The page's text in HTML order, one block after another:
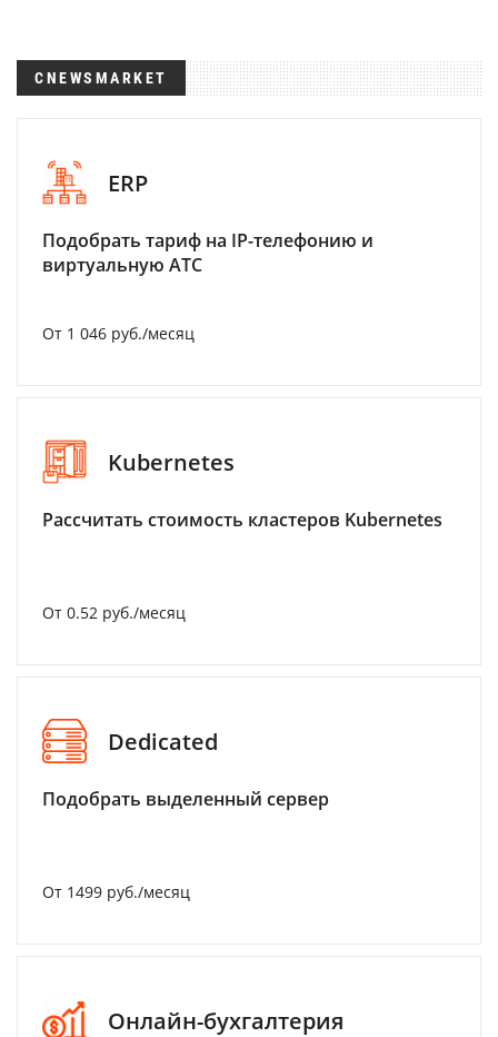
CNEWSMARKET
ERP
Подобрать тариф на IP-телефонию и
виртуальную АТС
От 1 046 руб./месяц
Kubernetes
Рассчитать стоимость кластеров Kubernetes
От 0.52 руб./месяц
Dedicated
Подобрать выделенный сервер
От 1499 руб./месяц
Онлайн-бухгалтерия